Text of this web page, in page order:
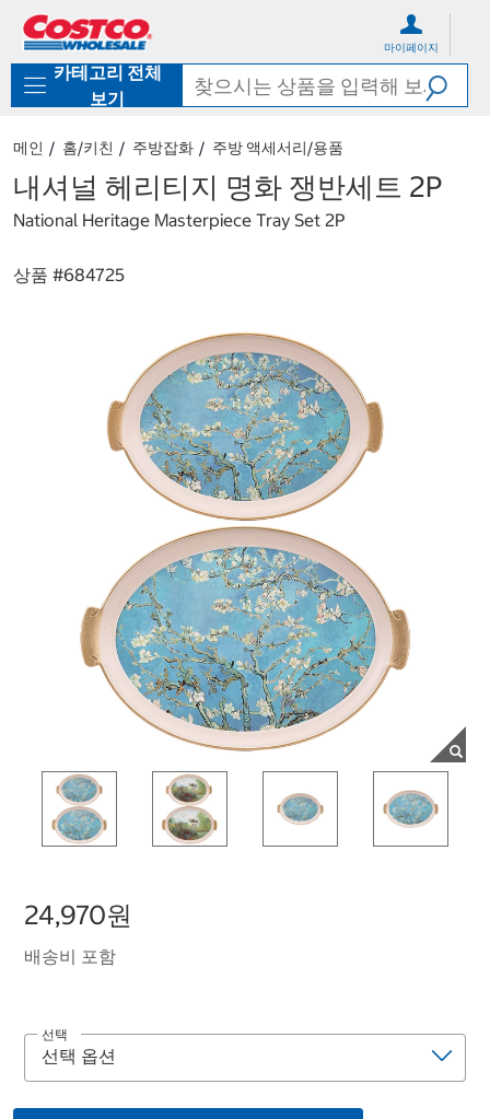
로
기
가
마이페이지
카테고리 전체
보기
메인 홈/키친 주방잡화 주방 액세서리/용품
내셔널 헤리티지 명화 쟁반세트 2P
National Heritage Masterpiece Tray Set 2P
상품 #684725
24,970원
배송비 포함
선택